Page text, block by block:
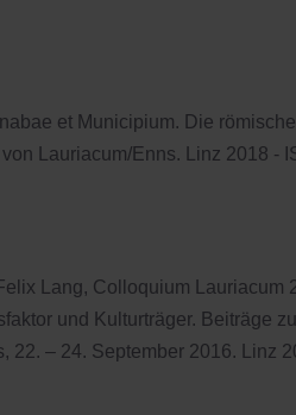
et Municipium. Die
Lauriacum/Enns. Linz 2018 -
Lang, Colloquium Lauriacum
und Kulturträger. Beiträge
22. – 24. September 2016. Linz